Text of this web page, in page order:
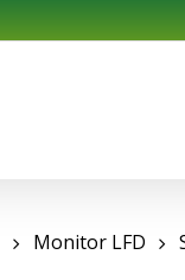
Monitor LFD